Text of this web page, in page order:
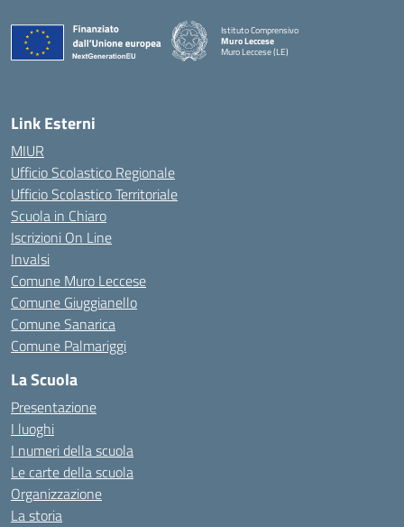
Istituto Comprensivo
Muro Leccese
Muro Leccese (LE)
Link Esterni
MIUR
Ufficio Scolastico Regionale
Ufficio Scolastico Territoriale
Scuola in Chiaro
Iscrizioni On Line
Invalsi
Comune Muro Leccese
Comune Giuggianello
Comune Sanarica
Comune Palmariggi
La Scuola
Presentazione
I luoghi
I numeri della scuola
Le carte della scuola
Organizzazione
La storia